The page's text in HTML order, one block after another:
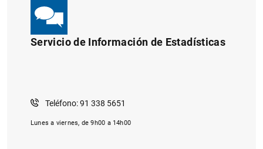
Servicio de Información de Estadísticas
Teléfono: 91 338 5651
Lunes a viernes, de 9h00 a 14h00